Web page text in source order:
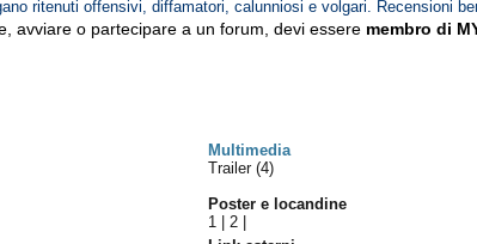
ritenuti offensivi, diffamatori, calunniosi e volgari. Recensioni
avviare o partecipare a un forum, devi essere membro di
Multimedia
Trailer (4)
Poster e locandine
1 |2